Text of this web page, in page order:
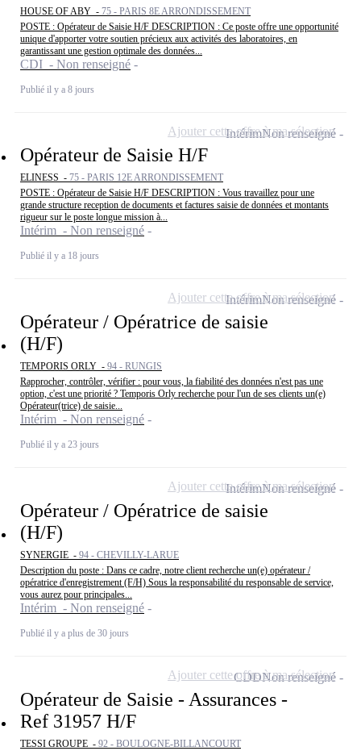
HOUSE OF ABY - 75 - PARIS 8E ARRONDISSEMENT
POSTE : Opérateur de Saisie H/F DESCRIPTION : Ce poste offre une opportunité
unique d'apporter votre soutien précieux aux activités des laboratoires, en
garantissant une gestion optimale des données...
CDI - Non renseigné
Publié il y a 8 jours
Opérateur de Saisie H/F
ELINESS - 75 - PARIS 12E ARRONDISSEMENT
POSTE : Opérateur de Saisie H/F DESCRIPTION : Vous travaillez pour une
grande structure reception de documents et factures saisie de données et montants
rigueur sur le poste longue mission à...
Intérim - Non renseigné
Publié il y a 18 jours
IntérimNon renseigné
Ajouter cette offre à ma sélection
Opérateur / Opératrice de saisie
(H/F)
TEMPORIS ORLY - 94 - RUNGIS
Rapprocher, contrôler, vérifier : pour vous, la fiabilité des données n'est pas une
option, c'est une priorité ? Temporis Orly recherche pour l'un de ses clients un(e)
Opérateur(trice) de saisie...
Intérim - Non renseigné
Publié il y a 23 jours
IntérimNon renseigné
Ajouter cette offre à ma sélection
Opérateur / Opératrice de saisie
(H/F)
SYNERGIE - 94 - CHEVILLY-LARUE
Description du poste : Dans ce cadre, notre client recherche un(e) opérateur /
opératrice d'enregistrement (F/H) Sous la responsabilité du responsable de service,
vous aurez pour principales...
Intérim - Non renseigné
Publié il y a plus de 30 jours
IntérimNon renseigné
Ajouter cette offre à ma sélection
Opérateur de Saisie - Assurances -
Ref 31957 H/F
TESSI GROUPE - 92 - BOULOGNE-BILLANCOURT
CDDNon renseigné
Ajouter cette offre à ma sélection